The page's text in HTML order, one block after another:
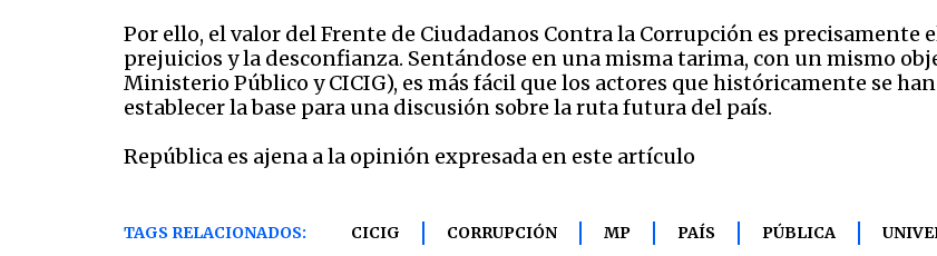
Por ello, el valor del Frente de Ciudadanos Contra la Corrupción es
prejuicios y la desconfianza. Sentándose en una misma tarima, con un mismo
Ministerio Público y CICIG), es más fácil que los actores que históricamente se
establecer la base para una discusión sobre la ruta futura del país.
República es ajena a la opinión expresada en este artículo
TAGS RELACIONADOS: CICIG CORRUPCIÓN MP PAÍS PÚBLICA